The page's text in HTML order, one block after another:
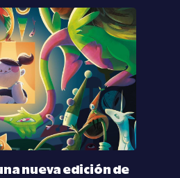
nueva edición de